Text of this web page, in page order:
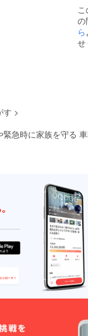
の
ら
せ
す >
緊急時に家族を守る